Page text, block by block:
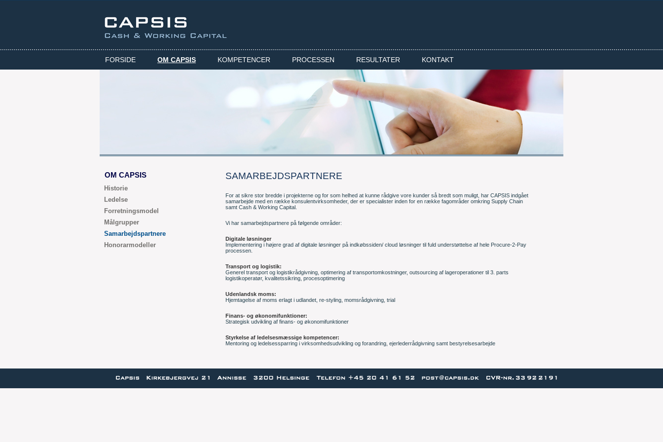
FORSIDE OM CAPSIS KOMPETENCER PROCESSEN RESULTATER KONTAKT
OM CAPSIS
Historie
Ledelse
Forretningsmodel
Målgrupper
Samarbejdspartnere
Honorarmodeller
SAMARBEJDSPARTNERE
For at sikre stor bredde i projekterne og for som helhed at kunne rådgive vore kunder så bredt som muligt, har CAPSIS indgået
samarbejde med en række konsulentvirksomheder, der er specialister inden for en række fagområder omkring Supply Chain
samt Cash & Working Capital.
Vi har samarbejdspartnere på følgende områder:
Digitale løsninger
Implementering i højere grad af digitale løsninger på indkøbssiden/ cloud løsninger til fuld understøttelse af hele Procure-2-Pay
processen.
Transport og logistik:
Generel transport og logistikrådgivning, optimering af transportomkostninger, outsourcing af lageroperationer til 3. parts
logistikoperatør, kvalitetssikring, procesoptimering
Udenlandsk moms:
Hjemtagelse af moms erlagt i udlandet, re-styling, momsrådgivning, trial
Finans- og økonomifunktioner:
Strategisk udvikling af finans- og økonomifunktioner
Styrkelse af ledelsesmæssige kompetencer:
Mentoring og ledelsessparring i virksomhedsudvikling og forandring, ejerlederrådgivning samt bestyrelsesarbejde